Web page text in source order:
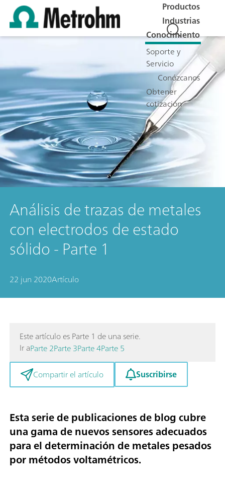
Productos
Industrias
Conocimiento
Soporte y
Servicio
Conózcanos
Obtener
cotización
Análisis de trazas de metales
con electrodos de estado
sólido - Parte 1
22 jun 2020Artículo
Este artículo es Parte 1 de una serie.
Ir aParte 2Parte 3Parte 4Parte 5
Compartir el artículo
Suscribirse
Esta serie de publicaciones de blog cubre
una gama de nuevos sensores adecuados
para eldeterminación de metales pesados
por métodos voltamétricos.